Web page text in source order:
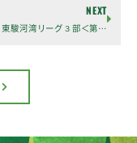
NEXT
【試合情報】東駿河湾リーグ３部＜第９節＞